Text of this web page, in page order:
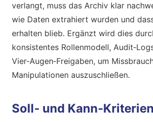
verlangt, muss das Archiv klar
wie Daten extrahiert wurden und
erhalten blieb. Ergänzt wird dies
konsistentes Rollenmodell,
Vier‑Augen‑Freigaben, um
Manipulationen auszuschließen.
Soll‑ und